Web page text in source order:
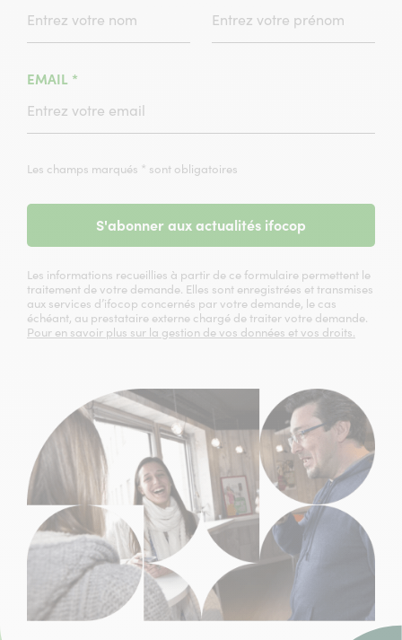
EMAIL *
Les champs marqués * sont obligatoires
S'abonner aux actualités ifocop
Les informations recueillies à partir de ce formulaire permettent le
traitement de votre demande. Elles sont enregistrées et transmises
aux services d’ifocop concernés par votre demande, le cas
échéant, au prestataire externe chargé de traiter votre demande.
Pour en savoir plus sur la gestion de vos données et vos droits.